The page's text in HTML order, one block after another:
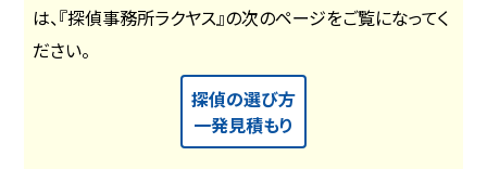
は、『探偵事務所ラクヤス』の次のページをご覧になってく
ださい。
探偵の選び方
一発見積もり